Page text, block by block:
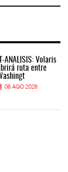
IT-ANÁLISIS: Volaris
ruta entre
06 AGO 2026